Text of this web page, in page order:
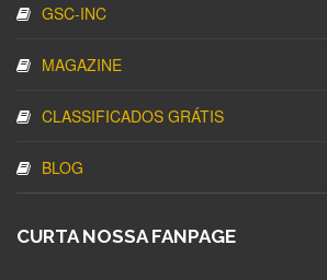
GSC-INC
MAGAZINE
CLASSIFICADOS GRÁTIS
BLOG
CURTA NOSSA FANPAGE